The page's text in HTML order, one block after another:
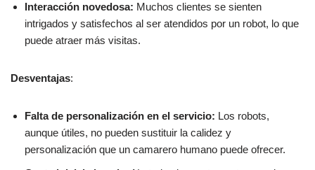
Interacción novedosa: Muchos clientes se sienten
intrigados y satisfechos al ser atendidos por un robot, lo que
puede atraer más visitas.
Desventajas:
Falta de personalización en el servicio: Los robots,
aunque útiles, no pueden sustituir la calidez y
personalización que un camarero humano puede ofrecer.